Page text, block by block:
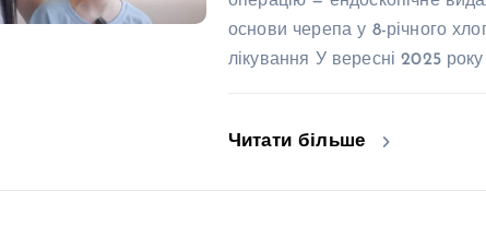
основи черепа у 8-річного
лікування У вересні 2025
Читати більше